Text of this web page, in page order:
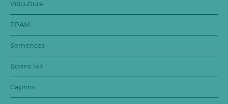
Viticulture
PPAM
Semences
Bovins lait
Caprins